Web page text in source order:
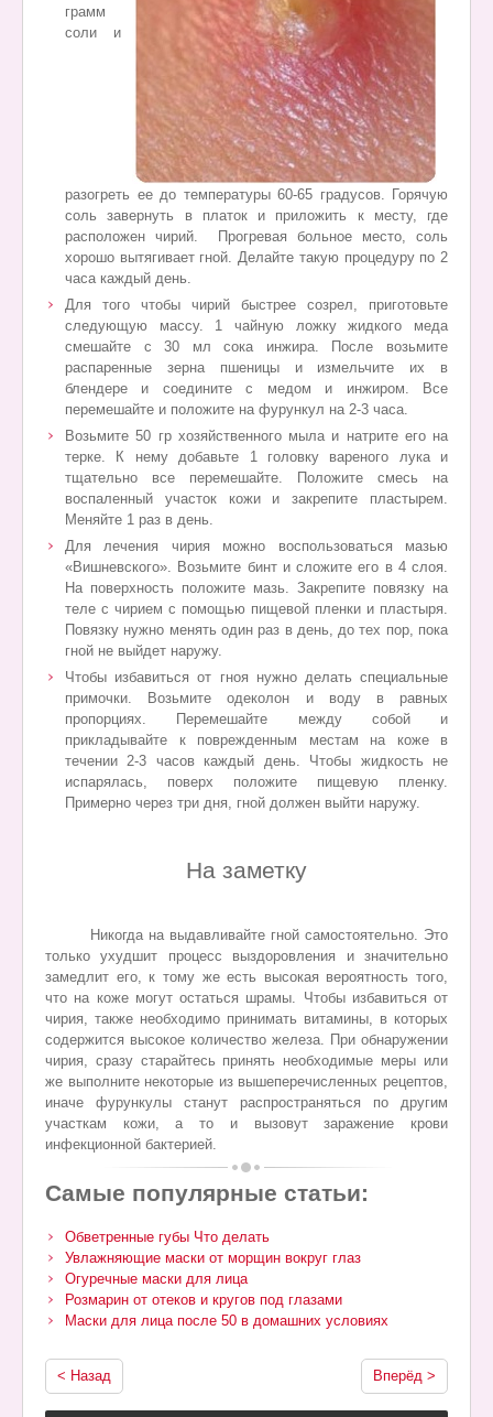
грамм
соли и
разогреть ее до температуры 60-65 градусов. Горячую
соль завернуть в платок и приложить к месту, где
расположен чирий.
Прогревая больное место, соль
хорошо вытягивает гной. Делайте такую процедуру по 2
часа каждый день.
Для того чтобы чирий быстрее созрел, приготовьте
следующую массу. 1 чайную ложку жидкого меда
смешайте с 30 мл сока инжира. После возьмите
распаренные зерна пшеницы и измельчите их в
блендере и соедините с медом и инжиром. Все
перемешайте и положите на фурункул на 2-3 часа.
Возьмите 50 гр хозяйственного мыла и натрите его на
терке. К нему добавьте 1 головку вареного лука и
тщательно все перемешайте. Положите смесь на
воспаленный участок кожи и закрепите пластырем.
Меняйте 1 раз в день.
Для лечения чирия можно воспользоваться мазью
«Вишневского». Возьмите бинт и сложите его в 4 слоя.
На поверхность положите мазь. Закрепите повязку на
теле с чирием с помощью пищевой пленки и пластыря.
Повязку нужно менять один раз в день, до тех пор, пока
гной не выйдет наружу.
Чтобы избавиться от гноя нужно делать специальные
примочки. Возьмите одеколон и воду в равных
пропорциях. Перемешайте между собой и
прикладывайте к поврежденным местам на коже в
течении 2-3 часов каждый день. Чтобы жидкость не
испарялась, поверх положите пищевую пленку.
Примерно через три дня, гной должен выйти наружу.
На заметку
Никогда на выдавливайте гной самостоятельно. Это
только ухудшит процесс выздоровления и значительно
замедлит его, к тому же есть высокая вероятность того,
что на коже могут остаться шрамы. Чтобы избавиться от
чирия, также необходимо принимать витамины, в которых
содержится высокое количество железа. При обнаружении
чирия, сразу старайтесь принять необходимые меры или
же выполните некоторые из вышеперечисленных рецептов,
иначе фурункулы станут распространяться по другим
участкам кожи, а то и вызовут заражение крови
инфекционной бактерией.
Самые популярные статьи:
Обветренные губы Что делать
Увлажняющие маски от морщин вокруг глаз
Огуречные маски для лица
Розмарин от отеков и кругов под глазами
Маски для лица после 50 в домашних условиях
< Назад Вперёд >